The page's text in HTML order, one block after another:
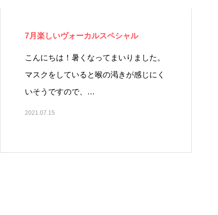
7月楽しいヴォーカルスペシャル
こんにちは！暑くなってまいりました。
マスクをしていると喉の渇きが感じにく
いそうですので、…
2021.07.15